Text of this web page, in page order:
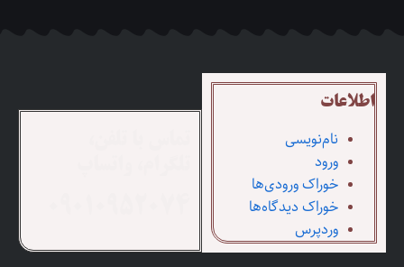
اطلاعات
نام‌نویسی
ورود
خوراک ورودی‌ها
خوراک دیدگاه‌ها
وردپرس